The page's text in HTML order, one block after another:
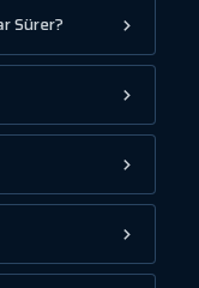
Sürer?